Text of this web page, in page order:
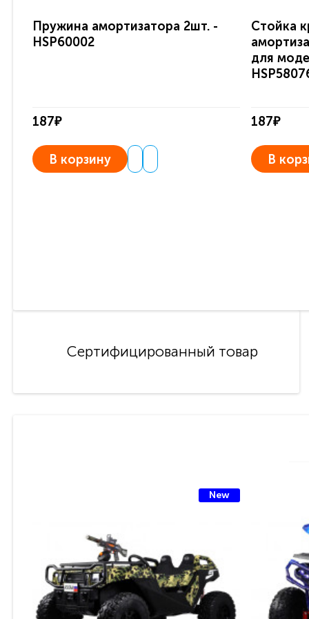
Пружина амортизатора 2шт. -
HSP60002
187₽
В корзину
Стойка
для
187₽
В
Сертифицированный товар
New